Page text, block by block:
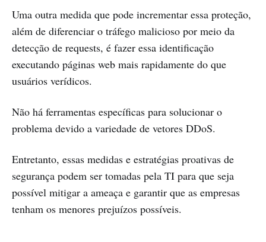
Uma outra medida que pode incrementar essa proteção,
além de diferenciar o tráfego malicioso por meio da
detecção de requests, é fazer essa identificação
executando páginas web mais rapidamente do que
usuários verídicos.
Não há ferramentas específicas para solucionar o
problema devido a variedade de vetores DDoS.
Entretanto, essas medidas e estratégias proativas de
segurança podem ser tomadas pela TI para que seja
possível mitigar a ameaça e garantir que as empresas
tenham os menores prejuízos possíveis.